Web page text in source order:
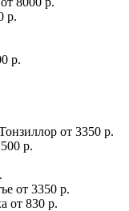
р.
р.
от 3350 р.
р.
от 3350 р.
от 830 р.